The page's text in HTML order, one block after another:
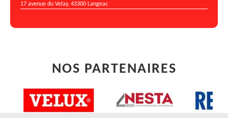
17 avenue du Velay, 43300 Langeac
NOS PARTENAIRES